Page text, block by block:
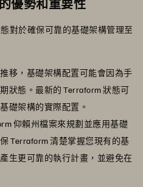
優勢和重要性
對於確保可靠的基礎架構管理至
移，基礎架構配置可能會因為手
狀態。最新的 Terraform 狀態可
礎架構的實際配置。
仰賴州檔案來規劃並應用基礎
Terraform 清楚掌握您現有的基
生更可靠的執行計畫，並避免在